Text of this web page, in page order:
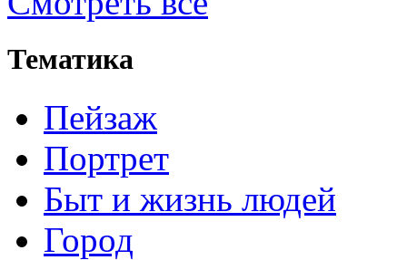
Тематика
Пейзаж
Портрет
Быт и жизнь людей
Город